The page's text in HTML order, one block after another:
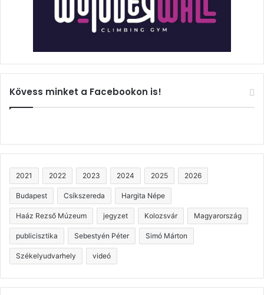
Kövess minket a Facebookon is!
2021 2022 2023 2024 2025 2026
Budapest Csíkszereda Hargita Népe
Haáz Rezső Múzeum jegyzet Kolozsvár Magyarország
publicisztika Sebestyén Péter Simó Márton
Székelyudvarhely videó